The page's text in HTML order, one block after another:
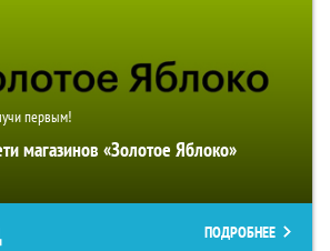
первым!
магазинов «Золотое Яблоко»
ПОДРОБНЕЕ